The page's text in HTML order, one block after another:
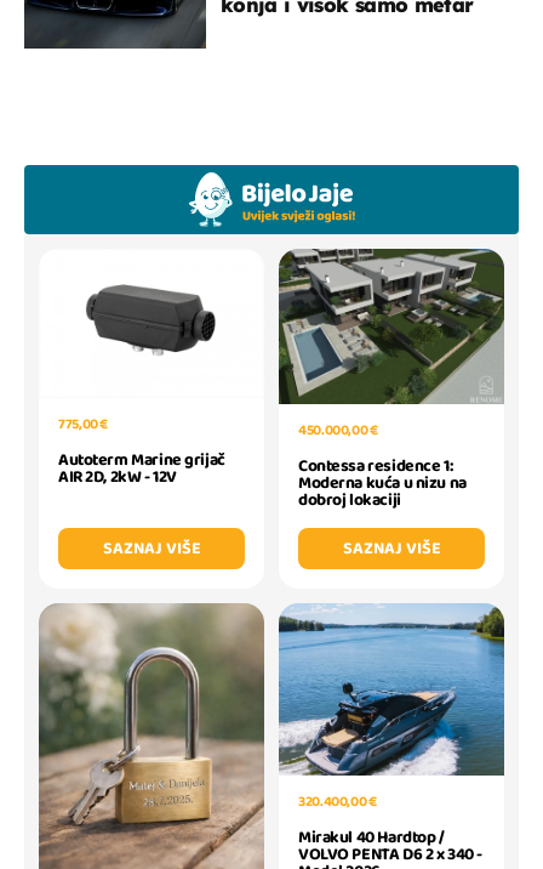
775,00 €
Autoterm Marine grijač
AIR 2D, 2kW - 12V
SAZNAJ VIŠE
450.000,00 €
Contessa residence 1:
Moderna kuća u nizu na
dobroj lokaciji
SAZNAJ VIŠE
320.400,00 €
Mirakul 40 Hardtop /
VOLVO PENTA D6 2 x 340 -